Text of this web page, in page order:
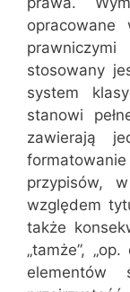
prawniczymi
stosowany
system
stanowi
zawierają
przypisów,
względem
także
„tamże”,
elementów